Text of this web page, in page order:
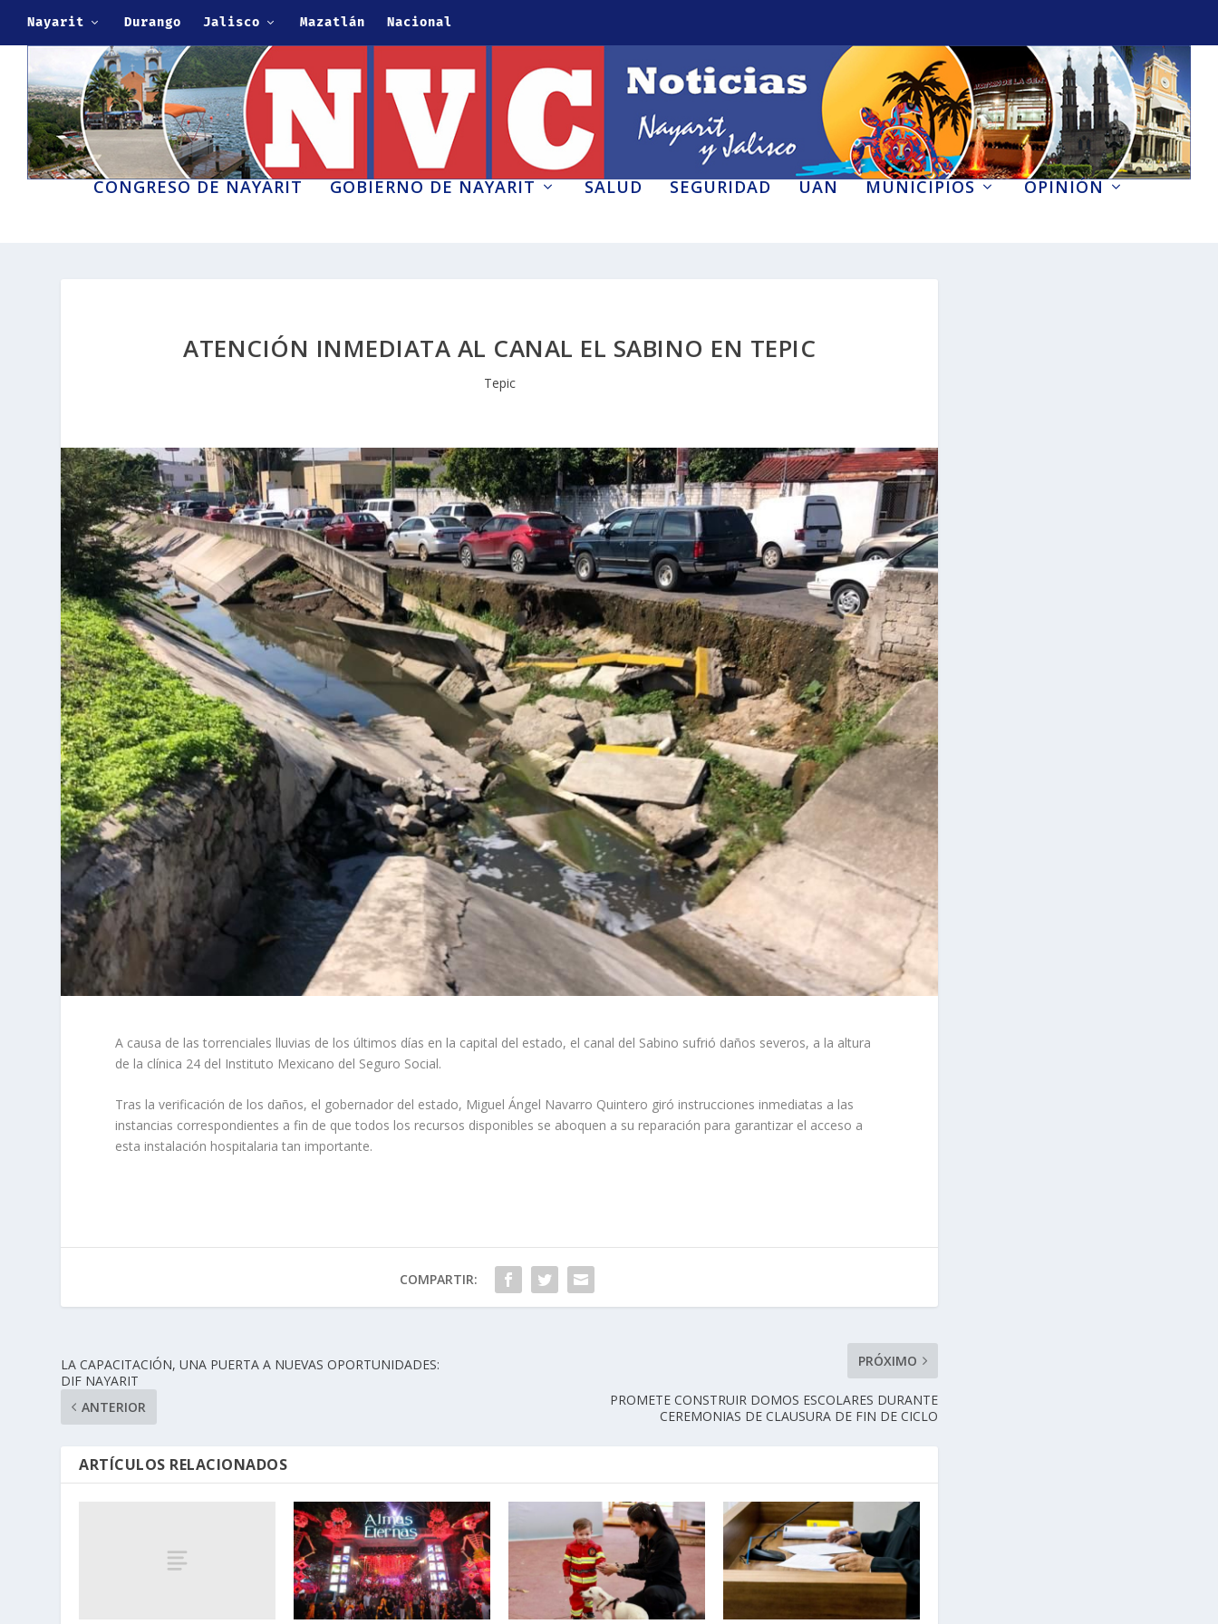
Nayarit Durango Jalisco Mazatlán Nacional
CONGRESO DE NAYARIT GOBIERNO DE NAYARIT SALUD SEGURIDAD UAN MUNICIPIOS OPINIÓN
ATENCIÓN INMEDIATA AL CANAL EL SABINO EN TEPIC
Tepic
A causa de las torrenciales lluvias de los últimos días en la capital del estado, el canal del Sabino sufrió daños severos, a la altura
de la clínica 24 del Instituto Mexicano del Seguro Social.
Tras la verificación de los daños, el gobernador del estado, Miguel Ángel Navarro Quintero giró instrucciones inmediatas a las
instancias correspondientes a fin de que todos los recursos disponibles se aboquen a su reparación para garantizar el acceso a
esta instalación hospitalaria tan importante.
COMPARTIR:
LA CAPACITACIÓN, UNA PUERTA A NUEVAS OPORTUNIDADES:
DIF NAYARIT
ANTERIOR
PRÓXIMO
PROMETE CONSTRUIR DOMOS ESCOLARES DURANTE
CEREMONIAS DE CLAUSURA DE FIN DE CICLO
ARTÍCULOS RELACIONADOS